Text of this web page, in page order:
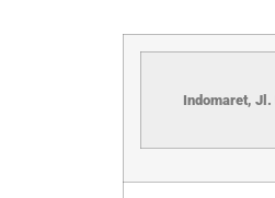
Indomaret, Jl.